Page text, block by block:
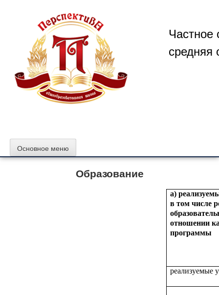
содержимому
Частное
средняя
Основное меню
Образование
а)
в том числе
отношении
программы
реализуемые